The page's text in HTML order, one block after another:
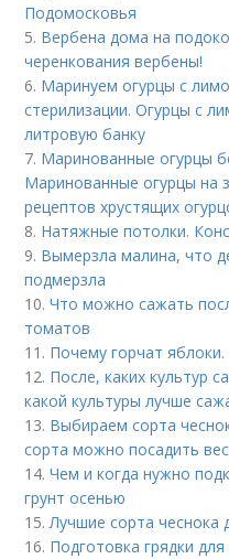
Подомосковья
5. Вербена дома на
черенкования вербены!
6. Маринуем огурцы с
стерилизации. Огурцы с
литровую банку
7. Маринованные огурцы
Маринованные огурцы на
рецептов хрустящих
8. Натяжные потолки.
9. Вымерзла малина, что
подмерзла
10.Что можно сажать
томатов
11. Почему горчат
12. После, каких культур
какой культуры лучше
13. Выбираем сорта
сорта можно посадить
14.Чем и когда нужно
грунт осенью
15.Лучшие сорта чеснока
16. Подготовка грядки